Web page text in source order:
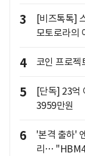
3
[비즈톡톡]
모토로라의
4 코인 프로젝
5
[단독] 23억
3959만원
6
'본격 출하'
리… "HBM4